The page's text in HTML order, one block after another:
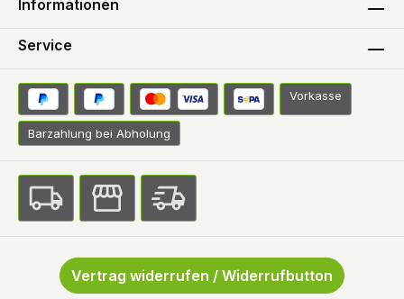
Informationen
Service
Vorkasse
Barzahlung bei Abholung
Vertrag widerrufen / Widerrufbutton